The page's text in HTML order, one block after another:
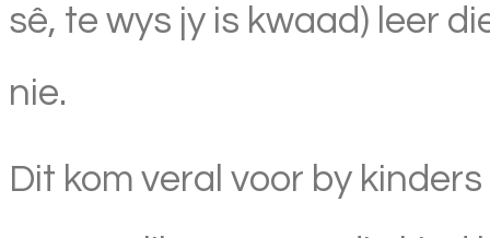
sê, te wys jy is kwaad) leer
nie.
Dit kom veral voor by